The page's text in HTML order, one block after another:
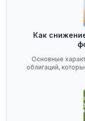
Как
Основные
облигаций,